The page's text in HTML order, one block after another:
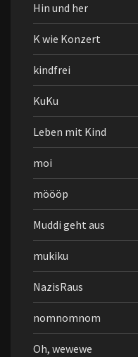
Hin und her
K wie Konzert
kindfrei
KuKu
Leben mit Kind
moi
möööp
Muddi geht aus
mukiku
NazisRaus
nomnomnom
Oh, wewewe